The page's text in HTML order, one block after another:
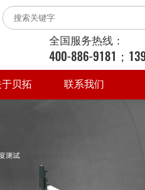
全国服务热线：
400-886-9181；
于贝拓 联系我们